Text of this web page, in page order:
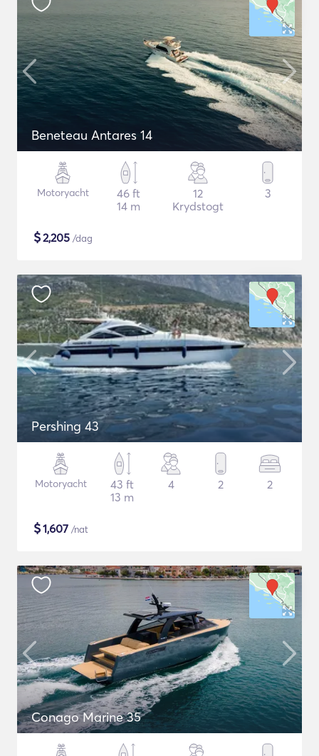
Beneteau Antares 14
Motoryacht
46 ft
14 m
12
Krydstogt
3
$2,205 /dag
Pershing 43
Motoryacht
43 ft
13 m
4 2 2
$1,607 /nat
Conago Marine 35